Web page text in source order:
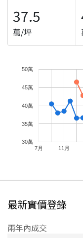
37.5
萬/坪
7月 11月
30萬
35萬
40萬
45萬
50萬
最新實價登錄
兩年內成交